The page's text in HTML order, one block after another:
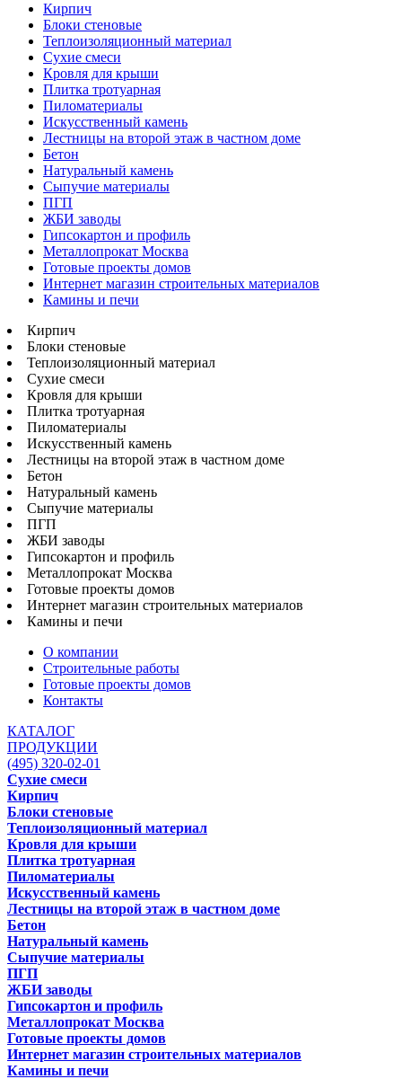
Кирпич
Блоки стеновые
Теплоизоляционный материал
Сухие смеси
Кровля для крыши
Плитка тротуарная
Пиломатериалы
Искусственный камень
Лестницы на второй этаж в частном доме
Бетон
Натуральный камень
Сыпучие материалы
ПГП
ЖБИ заводы
Гипсокартон и профиль
Металлопрокат Москва
Готовые проекты домов
Интернет магазин строительных материалов
Камины и печи
Кирпич
Блоки стеновые
Теплоизоляционный материал
Сухие смеси
Кровля для крыши
Плитка тротуарная
Пиломатериалы
Искусственный камень
Лестницы на второй этаж в частном доме
Бетон
Натуральный камень
Сыпучие материалы
ПГП
ЖБИ заводы
Гипсокартон и профиль
Металлопрокат Москва
Готовые проекты домов
Интернет магазин строительных материалов
Камины и печи
О компании
Строительные работы
Готовые проекты домов
Контакты
КАТАЛОГ
ПРОДУКЦИИ
(495) 320-02-01
Сухие смеси
Кирпич
Блоки стеновые
Теплоизоляционный материал
Кровля для крыши
Плитка тротуарная
Пиломатериалы
Искусственный камень
Лестницы на второй этаж в частном доме
Бетон
Натуральный камень
Сыпучие материалы
ПГП
ЖБИ заводы
Гипсокартон и профиль
Металлопрокат Москва
Готовые проекты домов
Интернет магазин строительных материалов
Камины и печи